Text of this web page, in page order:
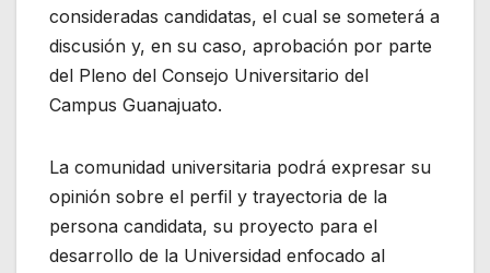
consideradas candidatas, el cual se someterá a
discusión y, en su caso, aprobación por parte
del Pleno del Consejo Universitario del
Campus Guanajuato.
La comunidad universitaria podrá expresar su
opinión sobre el perfil y trayectoria de la
persona candidata, su proyecto para el
desarrollo de la Universidad enfocado al